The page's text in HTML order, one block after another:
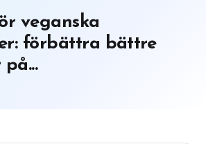
veganska
förbättra bättre